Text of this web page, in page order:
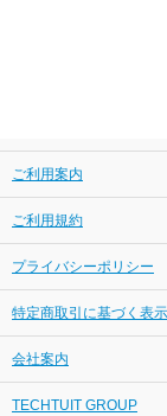
ご利用案内
ご利用規約
プライバシーポリシー
特定商取引に基づく表示
会社案内
TECHTUIT GROUP